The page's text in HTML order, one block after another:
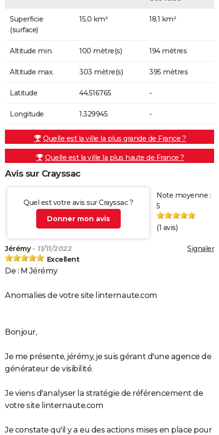
Superficie
(surface)
15,0 km² 18,1 km²
Altitude min. 100 mètre(s) 194 mètres
Altitude max. 303 mètre(s) 395 mètres
Latitude 44.516765 -
Longitude 1.329945 -
Quelle est la ville la plus grande de France ?
Quelle est la ville la plus haute de France ?
Avis sur Crayssac
Quel est votre avis sur Crayssac ?
Donner mon avis
Note moyenne :
5
(1 avis)
Signaler
Jérémy- 11/11/2022
Excellent
De : M Jérémy
Anomalies de votre site linternaute.com
Bonjour,
Je me présente, jérémy, je suis gérant d'une agence de
générateur de visibilité.
Je viens d'analyser la stratégie de référencement de
votre site linternaute.com
Je constate qu'il y a eu des actions mises en place pour